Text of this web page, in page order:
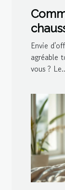
Envie
agréable
vous ?